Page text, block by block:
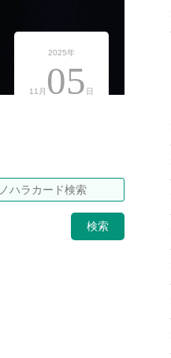
2025年
11月 05 日
検索